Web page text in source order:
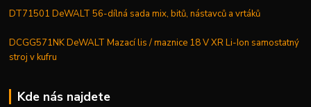
DT71501 DeWALT 56-dílná sada mix, bitů, nástavců a vrtáků
DCGG571NK DeWALT Mazací lis / maznice 18 V XR Li-Ion samostatný
stroj v kufru
Kde nás najdete